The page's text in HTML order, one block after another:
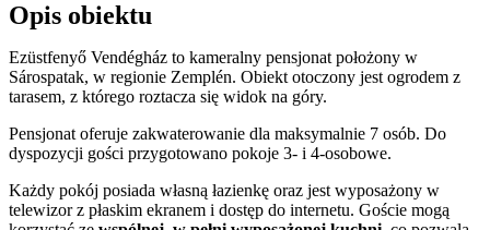
Opis obiektu
Ezüstfenyő Vendégház to kameralny pensjonat położony w
Sárospatak, w regionie Zemplén. Obiekt otoczony jest ogrodem z
tarasem, z którego roztacza się widok na góry.
Pensjonat oferuje zakwaterowanie dla maksymalnie 7 osób. Do
dyspozycji gości przygotowano pokoje 3- i 4-osobowe.
Każdy pokój posiada własną łazienkę oraz jest wyposażony w
telewizor z płaskim ekranem i dostęp do internetu. Goście mogą